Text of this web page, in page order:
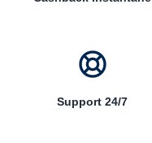
Support 24/7